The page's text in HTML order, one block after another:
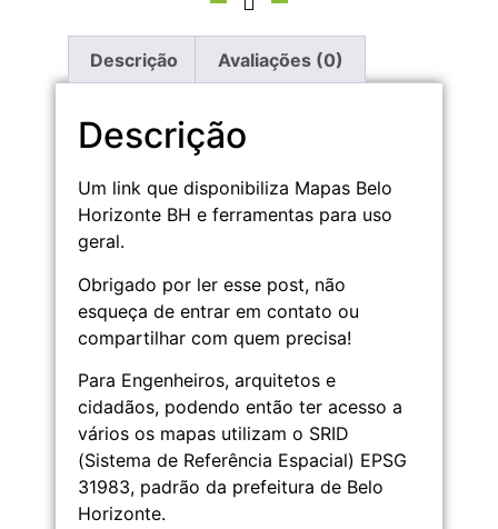
Descrição Avaliações (0)
Descrição
Um link que disponibiliza Mapas Belo
Horizonte BH e ferramentas para uso
geral.
Obrigado por ler esse post, não
esqueça de entrar em contato ou
compartilhar com quem precisa!
Para Engenheiros, arquitetos e
cidadãos, podendo então ter acesso a
vários os mapas utilizam o SRID
(Sistema de Referência Espacial) EPSG
31983, padrão da prefeitura de Belo
Horizonte.